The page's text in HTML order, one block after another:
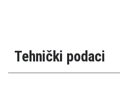
Tehnički podaci